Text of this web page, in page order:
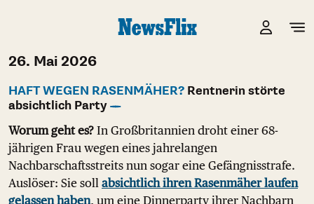
26. Mai 2026
HAFT WEGEN RASENMÄHER? Rentnerin störte
absichtlich Party
Worum geht es? In Großbritannien droht einer 68-
jährigen Frau wegen eines jahrelangen
Nachbarschaftsstreits nun sogar eine Gefängnisstrafe.
Auslöser: Sie soll absichtlich ihren Rasenmäher laufen
gelassen haben, um eine Dinnerparty ihrer Nachbarn